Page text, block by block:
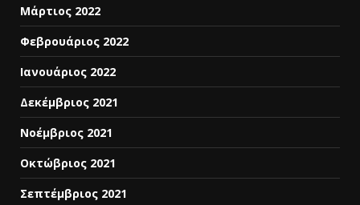
Μάρτιος 2022
Φεβρουάριος 2022
Ιανουάριος 2022
Δεκέμβριος 2021
Νοέμβριος 2021
Οκτώβριος 2021
Σεπτέμβριος 2021